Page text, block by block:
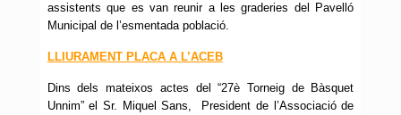
assistents que es van reunir a les graderies del Pavelló
Municipal de l’esmentada població.
LLIURAMENT PLACA A L’ACEB
Dins dels mateixos actes del “27è Torneig de Bàsquet
Unnim” el Sr. Miquel Sans, President de l’Associació de